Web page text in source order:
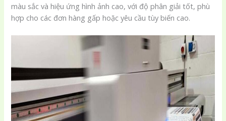
màu sắc và hiệu ứng hình ảnh cao, với độ phân giải tốt, phù
hợp cho các đơn hàng gấp hoặc yêu cầu tùy biến cao.